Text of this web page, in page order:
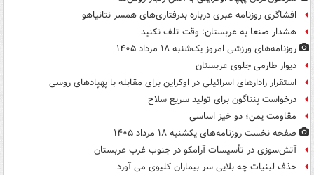
افشاگری روزنامه عبری درباره بدرفتاری‌های همسر نتانیاهو
هشدار صنعا به عربستان: وقت تلف نکنید
روزنامه‌های ورزشی امروز یک‌شنبه ۱۸ مرداد ۱۴۰۵
دیوار طارمی جلوی عربستان
استقرار رادارهای اسرائیلی در اوکراین برای مقابله با پهپادهای روسی
درخواست پنتاگون برای تولید سریع سلاح
مقاومت یمن؛ دو خیز اساسی
صفحه نخست روزنامه‌های یکشنبه ۱۸ مرداد ۱۴۰۵
آتش‌سوزی در تأسیسات آرامکو در جنوب غرب عربستان
حذف لبنیات چه بلایی سر بیماران کلیوی می آورد